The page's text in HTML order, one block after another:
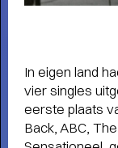
member
voordelen,
In eigen land
vier singles
eerste plaats
Back, ABC,